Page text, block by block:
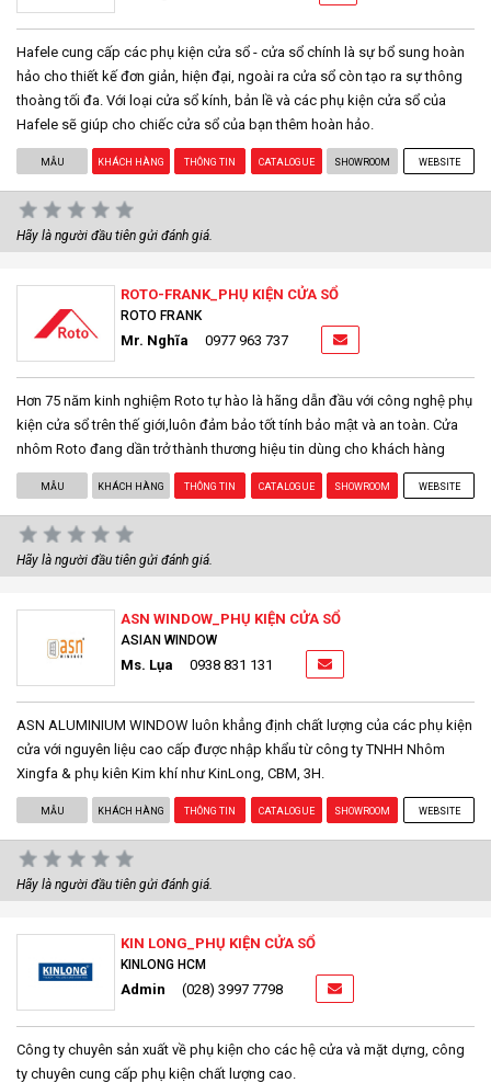
Hafele cung cấp các phụ kiện cửa sổ - cửa sổ chính là sự bổ sung hoàn
hảo cho thiết kế đơn giản, hiện đại, ngoài ra cửa sổ còn tạo ra sự thông
thoàng tối đa. Với loại cửa sổ kính, bản lề và các phụ kiện cửa sổ của
Hafele sẽ giúp cho chiếc cửa sổ của bạn thêm hoàn hảo.
MẪU KHÁCH HÀNG THÔNG TIN CATALOGUE SHOWROOM WEBSITE
Hãy là người đầu tiên gửi đánh giá.
ROTO-FRANK_PHỤ KIỆN CỬA SỔ
ROTO FRANK
Mr. Nghĩa 0977 963 737
Hơn 75 năm kinh nghiệm Roto tự hào là hãng dẫn đầu với công nghệ phụ
kiện cửa sổ trên thế giới,luôn đảm bảo tốt tính bảo mật và an toàn. Cửa
nhôm Roto đang dần trở thành thương hiệu tin dùng cho khách hàng
MẪU KHÁCH HÀNG THÔNG TIN CATALOGUE SHOWROOM WEBSITE
Hãy là người đầu tiên gửi đánh giá.
ASN WINDOW_PHỤ KIỆN CỬA SỔ
ASIAN WINDOW
Ms. Lụa 0938 831 131
ASN ALUMINIUM WINDOW luôn khẳng định chất lượng của các phụ kiện
cửa với nguyên liệu cao cấp được nhập khẩu từ công ty TNHH Nhôm
Xingfa & phụ kiên Kim khí như KinLong, CBM, 3H.
MẪU KHÁCH HÀNG THÔNG TIN CATALOGUE SHOWROOM WEBSITE
Hãy là người đầu tiên gửi đánh giá.
KIN LONG_PHỤ KIỆN CỬA SỔ
KINLONG HCM
Admin (028) 3997 7798
Công ty chuyên sản xuất về phụ kiện cho các hệ cửa và mặt dựng, công
ty chuyên cung cấp phụ kiện chất lượng cao.